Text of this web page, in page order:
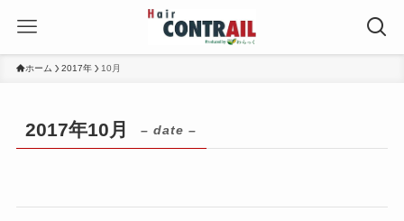
ホーム 2017年 10月
2017年10月 – date –